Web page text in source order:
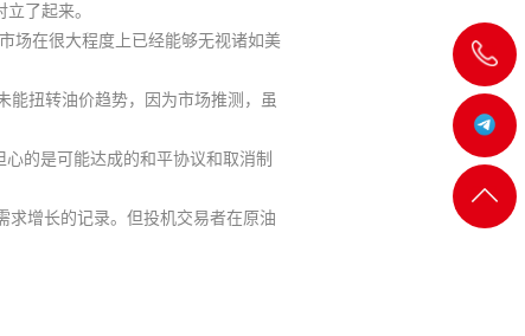
飞
机
客服
返回
立了起来。
市场在很大程度上已经能够无视诸如美
能扭转油价趋势，因为市场推测，虽
的是可能达成的和平协议和取消制
求增长的记录。但投机交易者在原油